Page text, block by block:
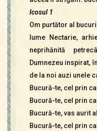
Icosul 1
Om purtător al
lume Nectarie,
neprihănită
Dumnezeu inspirat,
de la noi auzi unele
Bucură-te, cel prin
Bucură-te, cel prin
Bucură-te, vas aurit
Bucură-te, cel prin